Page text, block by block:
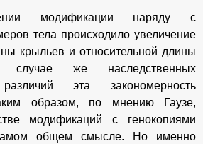
модификации наряду с
тела происходило увеличение
крыльев и относительной длины
случае же наследственных
различий эта закономерность
образом, по мнению Гаузе,
модификаций с генокопиями
общем смысле. Но именно